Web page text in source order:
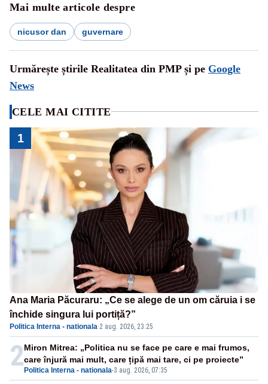
Mai multe articole despre
nicusor dan guvernare
Urmărește știrile Realitatea din PMP și pe Google
News
CELE MAI CITITE
1
Ana Maria Păcuraru: „Ce se alege de un om căruia i se
închide singura lui portiță?”
Politica Interna - nationala·2 aug. 2026, 23:25
2 Politica Interna - nationala-3 aug. 2026, 07:35
Miron Mitrea: „Politica nu se face pe care e mai frumos,
care înjură mai mult, care țipă mai tare, ci pe proiecte”